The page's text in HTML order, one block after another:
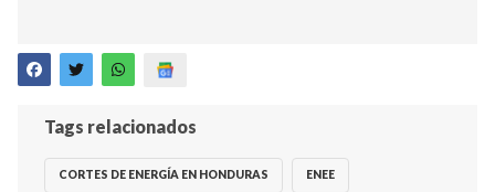
Tags relacionados
CORTES DE ENERGÍA EN HONDURAS ENEE